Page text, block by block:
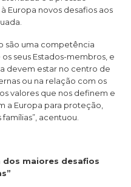
Europa novos desafios aos
são uma competência
seus Estados-membros, e
devem estar no centro de
ou na relação com os
valores que nos definem e
a Europa para proteção,
acentuou.
dos maiores desafios